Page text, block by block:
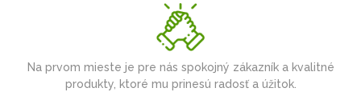
Na prvom mieste je pre nás spokojný zákazník a kvalitné
produkty, ktoré mu prinesú radosť a úžitok.